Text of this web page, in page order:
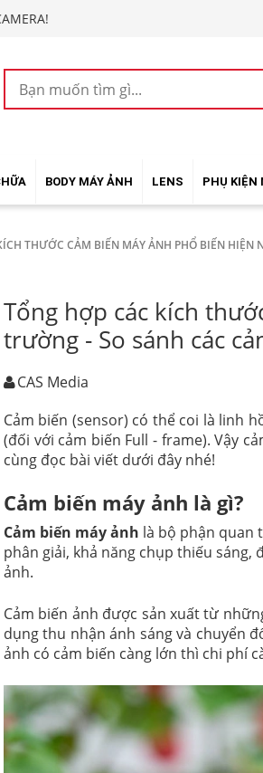
BODY MÁY ẢNH LENS PHỤ KIỆN
THƯỚC CẢM BIẾN MÁY ẢNH PHỔ BIẾN HIỆN
Tổng hợp các kích
trường - So sánh các
CAS Media
Cảm biến (sensor) có thể coi là linh
(đối với cảm biến Full - frame). Vậy
cùng đọc bài viết dưới đây nhé!
Cảm biến máy ảnh là gì?
Cảm biến máy ảnh là bộ phận quan
phân giải, khả năng chụp thiếu
ảnh.
Cảm biến ảnh được sản xuất từ
dụng thu nhận ánh sáng và chuyển
ảnh có cảm biến càng lớn thì chi phí